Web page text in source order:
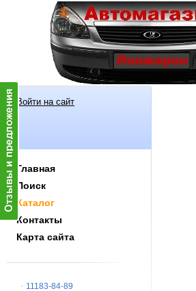
Войти на сайт
Главная
Поиск
Каталог
Контакты
Карта сайта
11183-84-89